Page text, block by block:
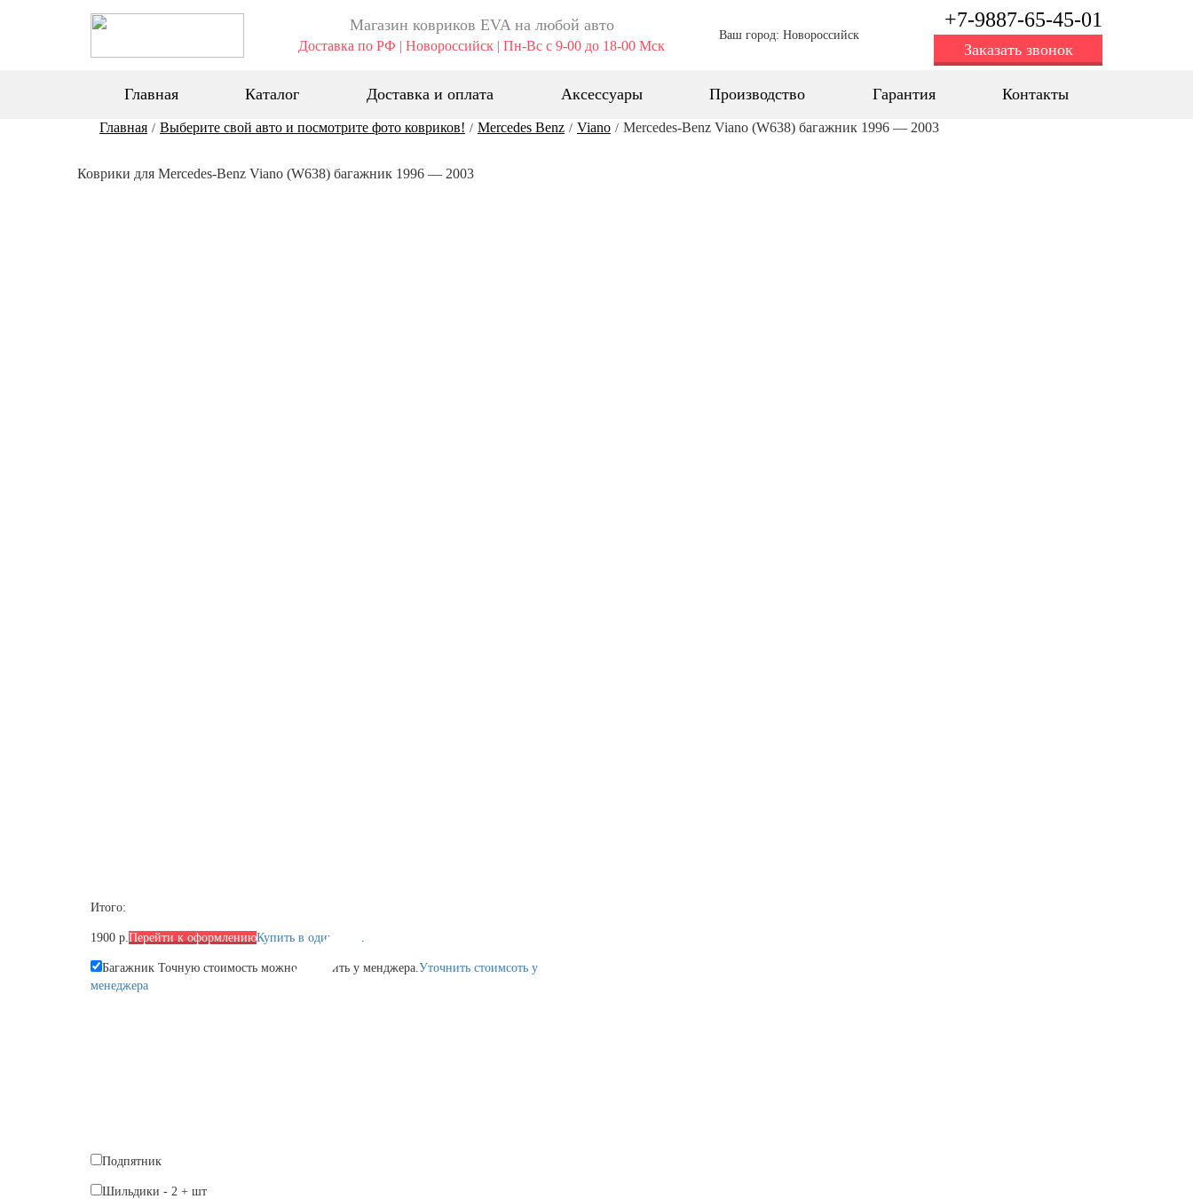
Магазин ковриков EVA ​на любой авто
Доставка по РФ | Новороссийск | Пн-Вс с 9-00 до 18-00 Мск
Ваш город: Новороссийск
+7-9887-65-45-01
Заказать звонок
Главная Каталог Доставка и оплата Аксессуары Производство Гарантия Контакты
Главная / Выберите свой авто и посмотрите фото ковриков! / Mercedes Benz / Viano / Mercedes-Benz Viano (W638) багажник 1996 — 2003
Коврики для Mercedes-Benz Viano (W638) багажник 1996 — 2003
Итого:
1900 р.Перейти к оформлениюКупить в один клик
Багажник Точную стоимость можно уточнить у менджера.Уточнить стоимсоть у
менеджера
Подпятник
Шильдики - 2 + шт